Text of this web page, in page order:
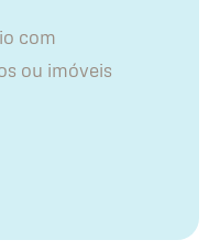
com
ou imóveis